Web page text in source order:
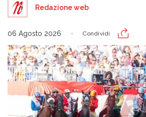
Redazione web
06 Agosto 2026 Condividi